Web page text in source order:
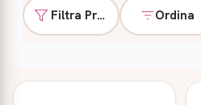
Filtra Prodotti Ordina
Prodotti